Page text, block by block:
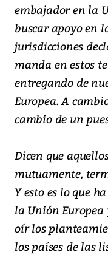
embajador en la
buscar apoyo en
jurisdicciones
manda en estos
entregando de
Europea. A
cambio de un
Dicen que
mutuamente,
Y esto es lo que
la Unión Europea
oír los
los países de las